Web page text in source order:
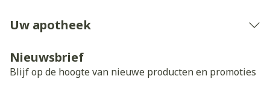
Uw apotheek
Nieuwsbrief
Blijf op de hoogte van nieuwe producten en promoties